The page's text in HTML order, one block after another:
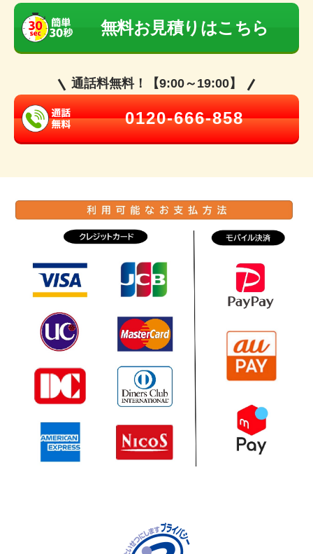
無料お見積りはこちら
通話料無料！【9:00～19:00】
0120-666-858